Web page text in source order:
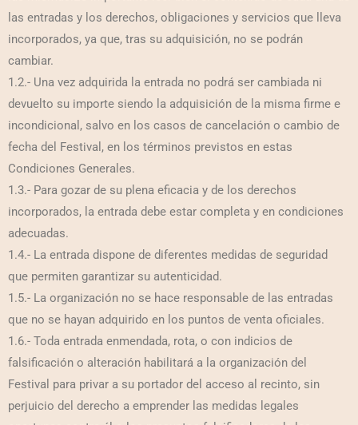
las entradas y los derechos, obligaciones y servicios que lleva
incorporados, ya que, tras su adquisición, no se podrán
cambiar.
1.2.- Una vez adquirida la entrada no podrá ser cambiada ni
devuelto su importe siendo la adquisición de la misma firme e
incondicional, salvo en los casos de cancelación o cambio de
fecha del Festival, en los términos previstos en estas
Condiciones Generales.
1.3.- Para gozar de su plena eficacia y de los derechos
incorporados, la entrada debe estar completa y en condiciones
adecuadas.
1.4.- La entrada dispone de diferentes medidas de seguridad
que permiten garantizar su autenticidad.
1.5.- La organización no se hace responsable de las entradas
que no se hayan adquirido en los puntos de venta oficiales.
1.6.- Toda entrada enmendada, rota, o con indicios de
falsificación o alteración habilitará a la organización del
Festival para privar a su portador del acceso al recinto, sin
perjuicio del derecho a emprender las medidas legales